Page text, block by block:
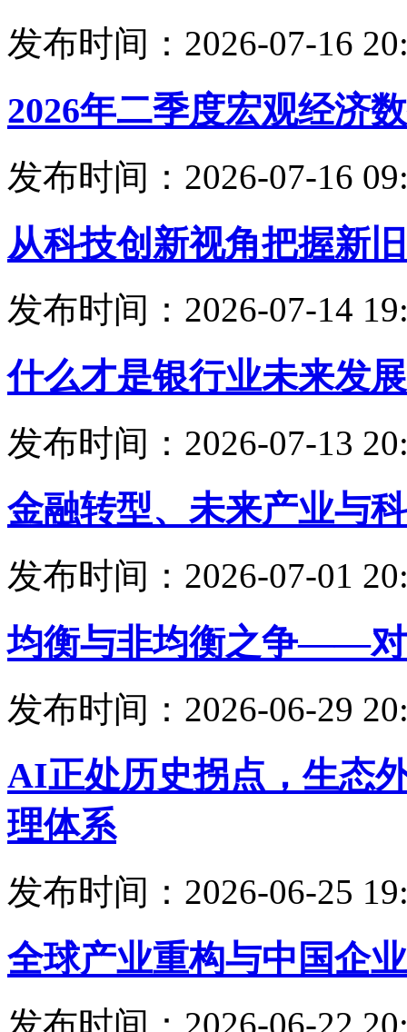
发布时间：2026-07-16
2026年二季度宏观经济
发布时间：2026-07-16
从科技创新视角把握新
发布时间：2026-07-14
什么才是银行业未来发
发布时间：2026-07-13
金融转型、未来产业与
发布时间：2026-07-01
均衡与非均衡之争——
发布时间：2026-06-29
AI正处历史拐点，生态
理体系
发布时间：2026-06-25
全球产业重构与中国企